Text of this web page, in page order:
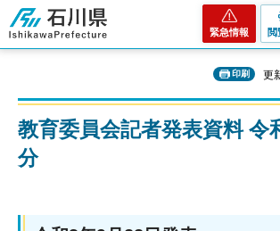
石川県
緊急情報 閲
印刷 更
教育委員会記者発表資料 令
分